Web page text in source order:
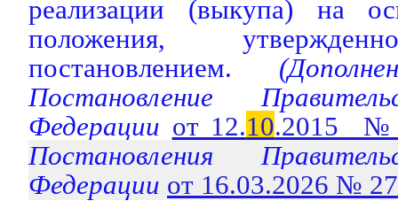
реализации (выкупа) на
положения,
постановлением.
Постановление
Федерации от 12.10.2015 №
Постановления
Федерации от 16.03.2026 №